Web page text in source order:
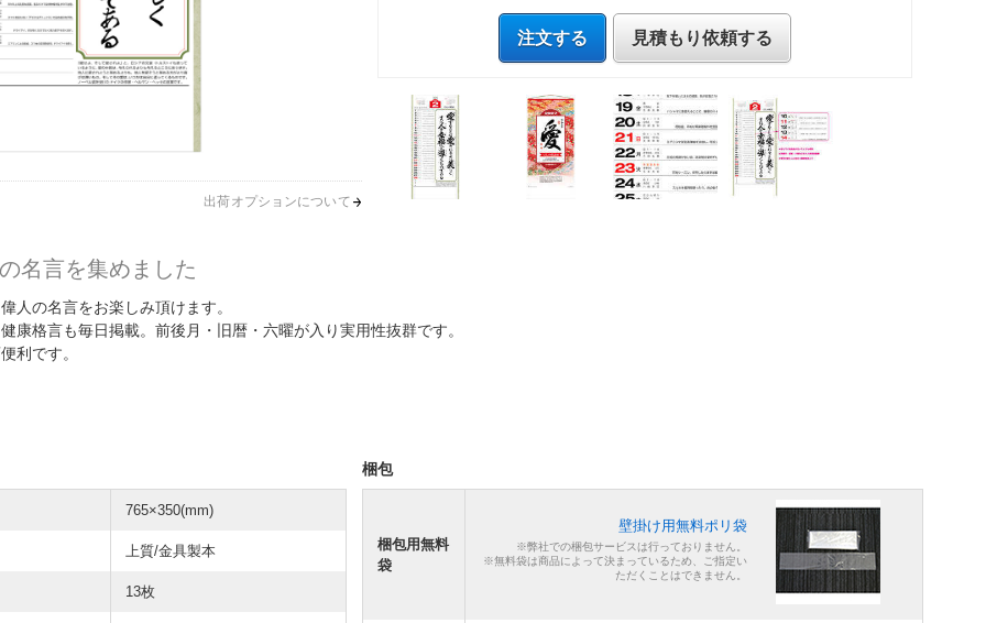
出荷オプションについて
注文する 見積もり依頼する
名言を集めました
人の名言をお楽しみ頂けます。
康格言も毎日掲載。前後月・旧暦・六曜が入り実用性抜群です。
利です。
765×350(mm)
上質/金具製本
13枚
梱包
梱包用無料
袋
壁掛け用無料ポリ袋
※弊社での梱包サービスは行っておりません。
※無料袋は商品によって決まっているため、ご指定い
ただくことはできません。